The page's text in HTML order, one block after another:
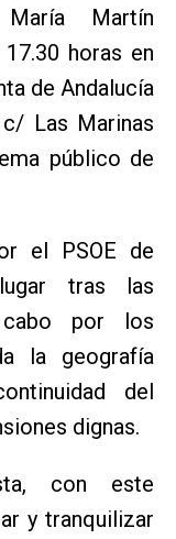
Martín
horas en
de Andalucía
Las Marinas
público de
el PSOE de
tras las
cabo por los
la geografía
del
dignas.
con este
y tranquilizar